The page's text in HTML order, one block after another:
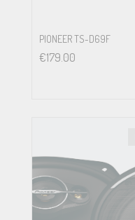
PIONEER TS-D69F
€179.00